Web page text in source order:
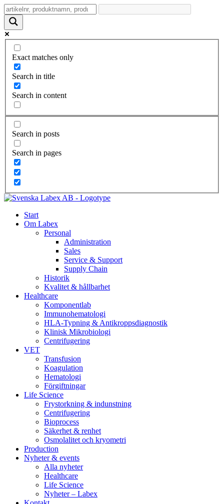
Exact matches only
Search in title
Search in content
Search in posts
Search in pages
Start
Om Labex
Personal
Administration
Sales
Service & Support
Supply Chain
Historik
Kvalitet & hållbarhet
Healthcare
Komponentlab
Immunohematologi
HLA-Typning & Antikroppsdiagnostik
Klinisk Mikrobiologi
Centrifugering
VET
Transfusion
Koagulation
Hematologi
Förgiftningar
Life Science
Frystorkning & indunstning
Centrifugering
Bioprocess
Säkerhet & renhet
Osmolalitet och kryometri
Production
Nyheter & events
Alla nyheter
Healthcare
Life Science
Nyheter – Labex